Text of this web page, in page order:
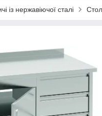
із нержавіючої сталі